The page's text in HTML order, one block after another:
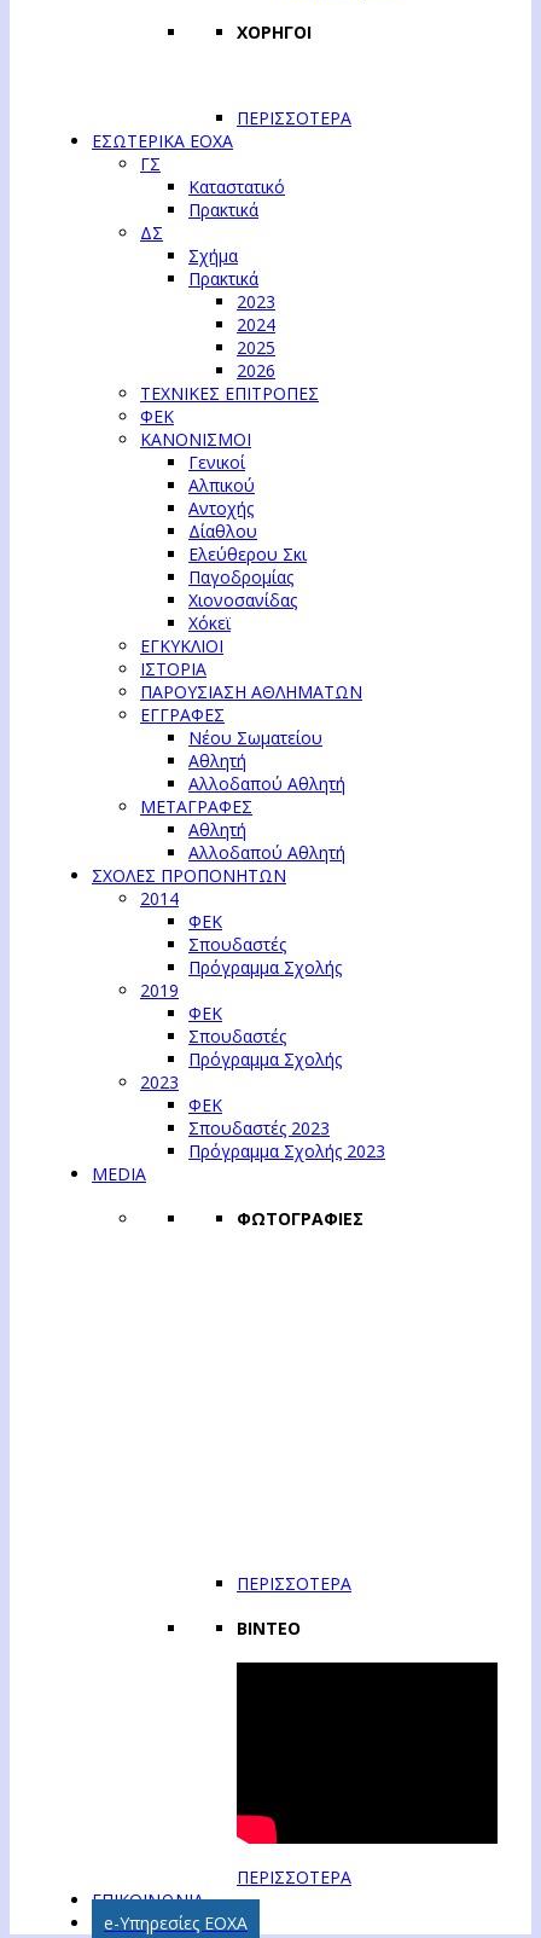
ΧΟΡΗΓΟΙ
ΠΕΡΙΣΣΟΤΕΡΑ
ΕΣΩΤΕΡΙΚΑ ΕΟΧΑ
ΓΣ
Καταστατικό
Πρακτικά
ΔΣ
Σχήμα
Πρακτικά
2023
2024
2025
2026
ΤΕΧΝΙΚΕΣ ΕΠΙΤΡΟΠΕΣ
ΦΕΚ
ΚΑΝΟΝΙΣΜΟΙ
Γενικοί
Αλπικού
Αντοχής
Δίαθλου
Ελεύθερου Σκι
Παγοδρομίας
Χιονοσανίδας
Χόκεϊ
ΕΓΚΥΚΛΙΟΙ
ΙΣΤΟΡΙΑ
ΠΑΡΟΥΣΙΑΣΗ ΑΘΛΗΜΑΤΩΝ
ΕΓΓΡΑΦΕΣ
Νέου Σωματείου
Αθλητή
Αλλοδαπού Αθλητή
ΜΕΤΑΓΡΑΦΕΣ
Αθλητή
Αλλοδαπού Αθλητή
ΣΧΟΛΕΣ ΠΡΟΠΟΝΗΤΩΝ
2014
ΦΕΚ
Σπουδαστές
Πρόγραμμα Σχολής
2019
ΦΕΚ
Σπουδαστές
Πρόγραμμα Σχολής
2023
ΦΕΚ
Σπουδαστές 2023
Πρόγραμμα Σχολής 2023
MEDIA
ΦΩΤΟΓΡΑΦΙΕΣ
ΠΕΡΙΣΣΟΤΕΡΑ
ΒΙΝΤΕΟ
ΠΕΡΙΣΣΟΤΕΡΑ
ΕΠΙΚΟΙΝΩΝΙΑ
e-Υπηρεσίες ΕΟΧΑ